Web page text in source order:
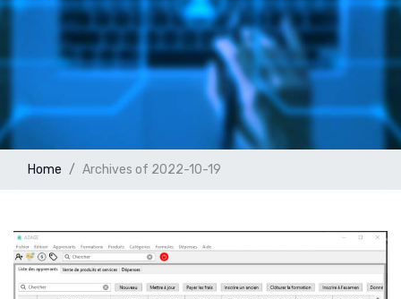
Home Archives of 2022-10-19